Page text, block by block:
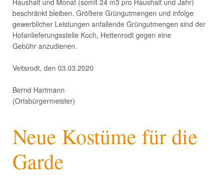
Haushalt und Monat (somit 24 m3 pro Haushalt und Jahr)
beschränkt bleiben. Größere Grüngutmengen und infolge
gewerblicher Leistungen anfallende Grüngutmengen sind der
Hofanlieferungsstelle Koch, Hettenrodt gegen eine
Gebühr anzudienen.
Veitsrodt, den 03.03.2020
Bernd Hartmann
(Ortsbürgermeister)
Neue Kostüme für die
Garde